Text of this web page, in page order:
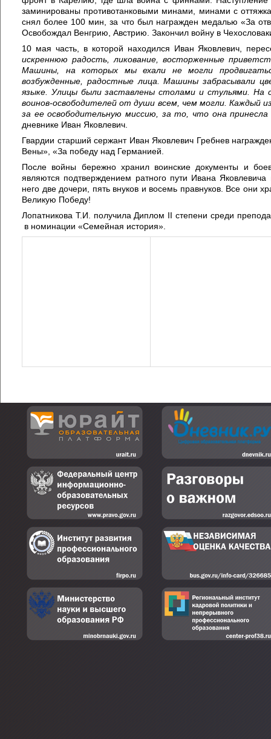
заминированы противотанковыми минами, минами с
снял более 100 мин, за что был награжден медалью «За
Освобождал Венгрию, Австрию. Закончил войну в
10 мая часть, в которой находился Иван Яковлевич,
искреннюю радость, ликование, восторженные
Машины, на которых мы ехали не могли
возбужденные, радостные лица. Машины забрасывали
языке. Улицы были заставлены столами и стульями. На
воинов-освободителей от души всем, чем могли. Каждый
за ее освободительную миссию, за то, что она
дневнике Иван Яковлевич.
Гвардии старший сержант Иван Яковлевич Гребнев
Вены», «За победу над Германией.
После войны бережно хранил воинские документы и
являются подтверждением ратного пути Ивана
него две дочери, пять внуков и восемь правнуков. Все они
Великую Победу!
Лопатникова Т.И. получила Диплом II степени среди
в номинации «Семейная история».